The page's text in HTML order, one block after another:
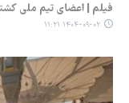
فیلم | اعضای تیم ملی
۱۴۰۴-۰۹-۰۲ ۱۱:۲۱